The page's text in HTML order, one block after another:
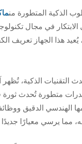
الذكية المتطورة من
الابتكار في مجال
يُعيد هذا الجهاز تعريف
التقنيات الذكية،
متطورة تُحدث ثورة
الهندسي الدقيق